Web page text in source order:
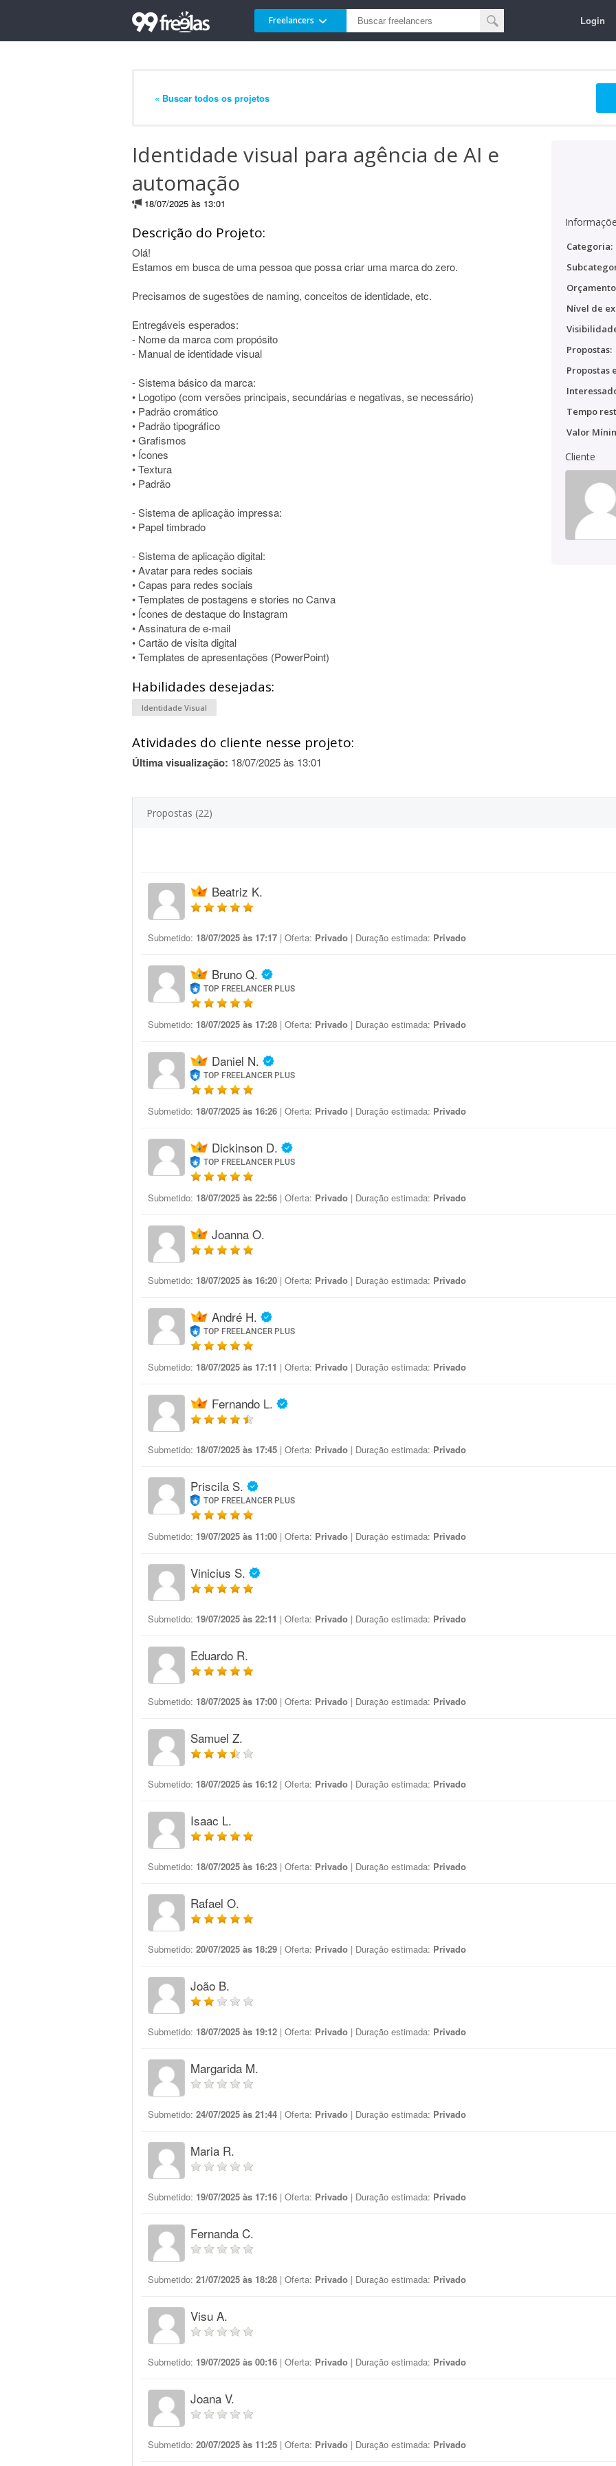
Freelancers Login
« Buscar todos os projetos
Identidade visual para agência de AI e
automação
18/07/2025 às 13:01
Descrição do Projeto:
Olá!
Estamos em busca de uma pessoa que possa criar uma marca do zero.
Precisamos de sugestões de naming, conceitos de identidade, etc.
Entregáveis esperados:
- Nome da marca com propósito
- Manual de identidade visual
- Sistema básico da marca:
• Logotipo (com versões principais, secundárias e negativas, se necessário)
• Padrão cromático
• Padrão tipográfico
• Grafismos
• Ícones
• Textura
• Padrão
- Sistema de aplicação impressa:
• Papel timbrado
- Sistema de aplicação digital:
• Avatar para redes sociais
• Capas para redes sociais
• Templates de postagens e stories no Canva
• Ícones de destaque do Instagram
• Assinatura de e-mail
• Cartão de visita digital
• Templates de apresentações (PowerPoint)
Habilidades desejadas:
Identidade Visual
Atividades do cliente nesse projeto:
Última visualização: 18/07/2025 às 13:01
Categoria:
Nível de
Propostas:
Propostas
Tempo
Valor
Cliente
Propostas (22)
Beatriz K.
Submetido: 18/07/2025 às 17:17 | Oferta: Privado | Duração estimada: Privado
Bruno Q.
TOP FREELANCER PLUS
Submetido: 18/07/2025 às 17:28 | Oferta: Privado | Duração estimada: Privado
Daniel N.
TOP FREELANCER PLUS
Submetido: 18/07/2025 às 16:26 | Oferta: Privado | Duração estimada: Privado
Dickinson D.
TOP FREELANCER PLUS
Submetido: 18/07/2025 às 22:56 | Oferta: Privado | Duração estimada: Privado
Joanna O.
Submetido: 18/07/2025 às 16:20 | Oferta: Privado | Duração estimada: Privado
André H.
TOP FREELANCER PLUS
Submetido: 18/07/2025 às 17:11 | Oferta: Privado | Duração estimada: Privado
Fernando L.
Submetido: 18/07/2025 às 17:45 | Oferta: Privado | Duração estimada: Privado
Priscila S.
TOP FREELANCER PLUS
Submetido: 19/07/2025 às 11:00 | Oferta: Privado | Duração estimada: Privado
Vinicius S.
Submetido: 19/07/2025 às 22:11 | Oferta: Privado | Duração estimada: Privado
Eduardo R.
Submetido: 18/07/2025 às 17:00 | Oferta: Privado | Duração estimada: Privado
Samuel Z.
Submetido: 18/07/2025 às 16:12 | Oferta: Privado | Duração estimada: Privado
Isaac L.
Submetido: 18/07/2025 às 16:23 | Oferta: Privado | Duração estimada: Privado
Rafael O.
Submetido: 20/07/2025 às 18:29 | Oferta: Privado | Duração estimada: Privado
João B.
Submetido: 18/07/2025 às 19:12 | Oferta: Privado | Duração estimada: Privado
Margarida M.
Submetido: 24/07/2025 às 21:44 | Oferta: Privado | Duração estimada: Privado
Maria R.
Submetido: 19/07/2025 às 17:16 | Oferta: Privado | Duração estimada: Privado
Fernanda C.
Submetido: 21/07/2025 às 18:28 | Oferta: Privado | Duração estimada: Privado
Visu A.
Submetido: 19/07/2025 às 00:16 | Oferta: Privado | Duração estimada: Privado
Joana V.
Submetido: 20/07/2025 às 11:25 | Oferta: Privado | Duração estimada: Privado